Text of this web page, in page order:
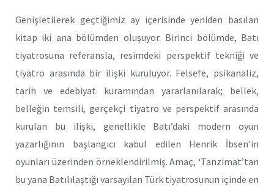
Genişletilerek geçtiğimiz ay içerisinde yeniden basılan
kitap iki ana bölümden oluşuyor. Birinci bölümde, Batı
tiyatrosuna referansla, resimdeki perspektif tekniği ve
tiyatro arasında bir ilişki kuruluyor. Felsefe, psikanaliz,
tarih ve edebiyat kuramından yararlanılarak; bellek,
belleğin temsili, gerçekçi tiyatro ve perspektif arasında
kurulan bu ilişki, genellikle Batı’daki modern oyun
yazarlığının başlangıcı kabul edilen Henrik İbsen’in
oyunları üzerinden örneklendirilmiş. Amaç, ‘Tanzimat’tan
bu yana Batılılaştığı varsayılan Türk tiyatrosunun içinde en